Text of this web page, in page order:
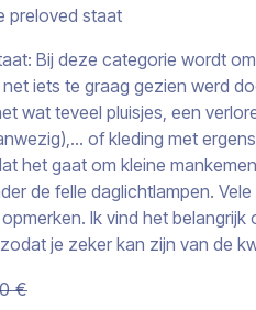
preloved staat
Bij deze categorie wordt
iets te graag gezien werd
wat teveel pluisjes, een
of kleding met
het gaat om kleine
de felle daglichtlampen.
Ik vind het
je zeker kan zijn van de
€